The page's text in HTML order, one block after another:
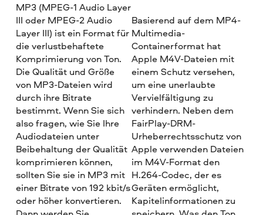
MP3 (MPEG-1 Audio Layer
III oder MPEG-2 Audio
Layer III) ist ein Format für
die verlustbehaftete
Komprimierung von Ton.
Die Qualität und Größe
von MP3-Dateien wird
durch ihre Bitrate
bestimmt. Wenn Sie sich
also fragen, wie Sie Ihre
Audiodateien unter
Beibehaltung der Qualität
komprimieren können,
sollten Sie sie in MP3 mit
einer Bitrate von 192 kbit/s
oder höher konvertieren.
Basierend auf dem MP4-
Multimedia-
Containerformat hat
Apple M4V-Dateien mit
einem Schutz versehen,
um eine unerlaubte
Vervielfältigung zu
verhindern. Neben dem
FairPlay-DRM-
Urheberrechtsschutz von
Apple verwenden Dateien
im M4V-Format den
H.264-Codec, der es
Geräten ermöglicht,
Kapitelinformationen zu